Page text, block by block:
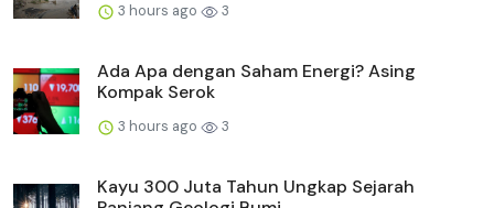
3 hours ago 3
Ada Apa dengan Saham Energi? Asing
Kompak Serok
3 hours ago 3
Kayu 300 Juta Tahun Ungkap Sejarah